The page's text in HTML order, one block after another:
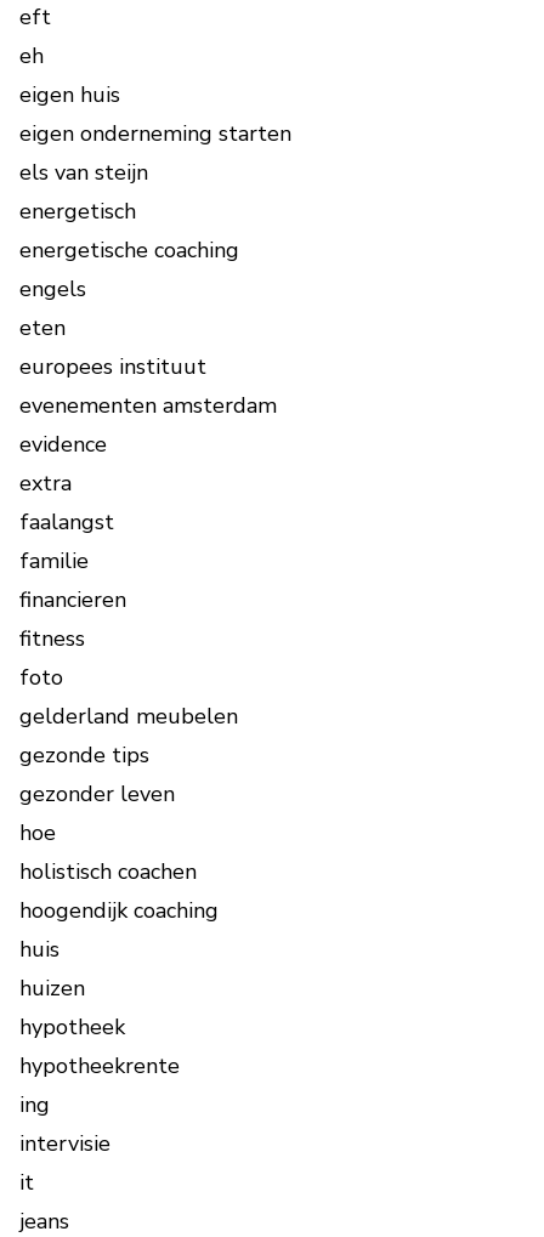
eft
eh
eigen huis
eigen onderneming starten
els van steijn
energetisch
energetische coaching
engels
eten
europees instituut
evenementen amsterdam
evidence
extra
faalangst
familie
financieren
fitness
foto
gelderland meubelen
gezonde tips
gezonder leven
hoe
holistisch coachen
hoogendijk coaching
huis
huizen
hypotheek
hypotheekrente
ing
intervisie
it
jeans